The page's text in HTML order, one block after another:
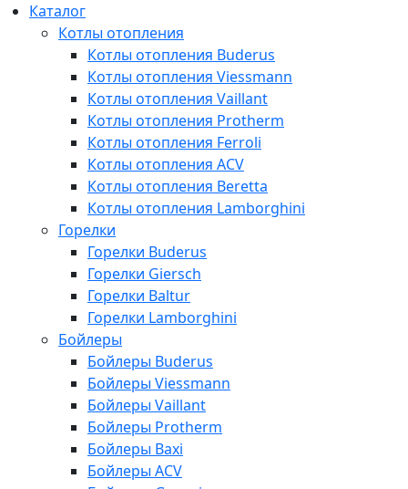
Каталог
Котлы отопления
Котлы отопления Buderus
Котлы отопления Viessmann
Котлы отопления Vaillant
Котлы отопления Protherm
Котлы отопления Ferroli
Котлы отопления ACV
Котлы отопления Beretta
Котлы отопления Lamborghini
Горелки
Горелки Buderus
Горелки Giersch
Горелки Baltur
Горелки Lamborghini
Бойлеры
Бойлеры Buderus
Бойлеры Viessmann
Бойлеры Vaillant
Бойлеры Protherm
Бойлеры Baxi
Бойлеры ACV